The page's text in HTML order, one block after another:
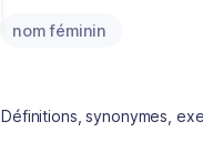
nom féminin
Définitions, synonymes,